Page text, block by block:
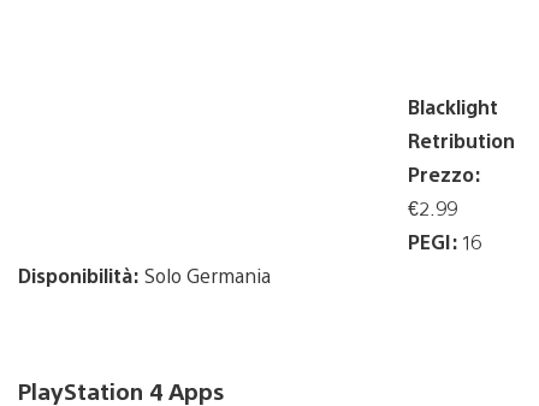
Blacklight
Retribution
Prezzo:
€2.99
PEGI: 16
Disponibilità: Solo Germania
PlayStation 4 Apps